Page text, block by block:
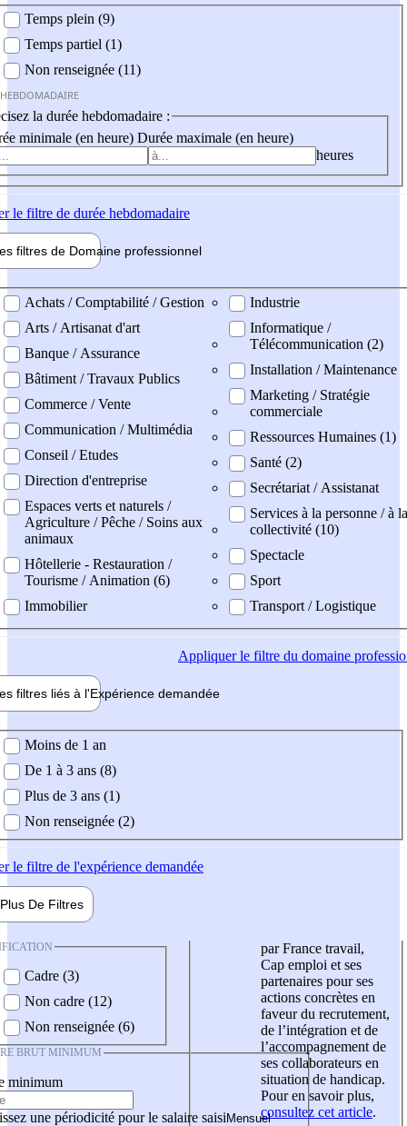
Temps plein (9)
Temps partiel (1)
Non renseignée (11)
la durée hebdomadaire :
minimale (en heure) Durée maximale (en heure)
heures
le filtre de durée hebdomadaire
filtres de Domaine professionnel
professionel
Achats / Comptabilité / Gestion
Arts / Artisanat d'art
Banque / Assurance
Bâtiment / Travaux Publics
Commerce / Vente
Communication / Multimédia
Conseil / Etudes
Direction d'entreprise
Espaces verts et naturels /
Agriculture / Pêche / Soins aux
animaux
Hôtellerie - Restauration /
Tourisme / Animation (6)
Immobilier
Industrie
Informatique /
Télécommunication (2)
Installation / Maintenance
Marketing / Stratégie
commerciale
Ressources Humaines (1)
Santé (2)
Secrétariat / Assistanat
Services à la personne / à la
collectivité (10)
Spectacle
Sport
Transport / Logistique
Appliquerle filtre du domaine
filtres liés à l'Expérience demandée
demandée
Moins de 1 an
De 1 à 3 ans (8)
Plus de 3 ans (1)
Non renseignée (2)
le filtre de l'expérience demandée
Plus De Filtres
Cadre (3)
Non cadre (12)
Non renseignée (6)
BRUT MINIMUM
minimum
une périodicité pour le salaire saisi
par France travail,
Cap emploi et ses
partenaires pour ses
actions concrètes en
faveur du recrutement,
de l’intégration et de
l’accompagnement de
ses collaborateurs en
situation de handicap.
Pour en savoir plus,
consultez cet article.